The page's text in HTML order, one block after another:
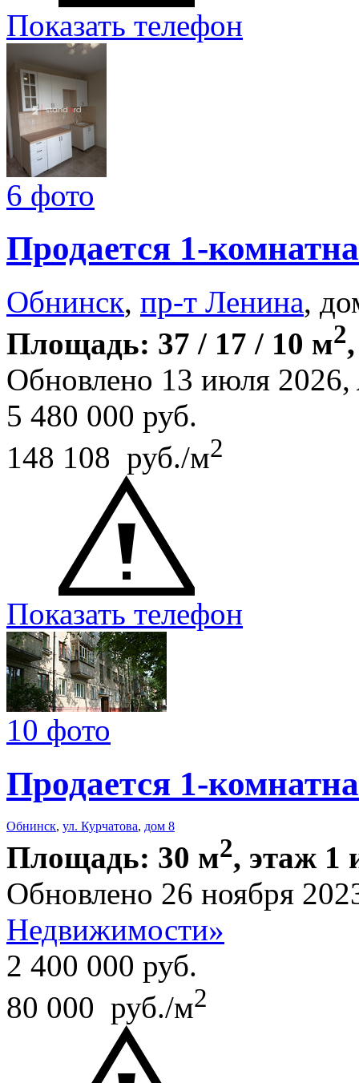
Показать телефон
6 фото
Продается 1-
Обнинск, пр-т Ленина,
Площадь: 37 / 17 / 10 м2
Обновлено 13 июля 2026,
5 480 000 руб.
148 108 руб./м2
Показать телефон
10 фото
Продается 1-
Обнинск, ул. Курчатова, дом 8
Площадь: 30 м2, этаж 1
Обновлено 26 ноября
Недвижимости»
2 400 000 руб.
80 000 руб./м2